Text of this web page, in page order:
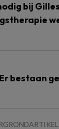
bij
bestaan